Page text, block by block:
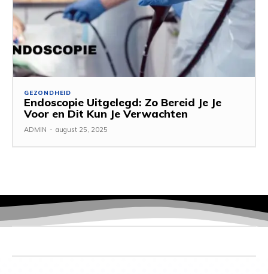
GEZONDHEID
Endoscopie Uitgelegd: Zo Bereid Je Je
Voor en Dit Kun Je Verwachten
ADMIN - august 25, 2025